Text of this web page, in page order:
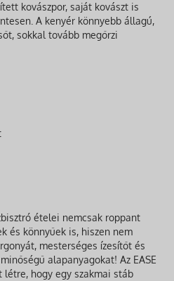
kovászpor, saját kovászt is
A kenyér könnyebb állagú,
sokkal tovább megőrzi
ételei nemcsak roppant
és könnyűek is, hiszen nem
mesterséges ízesítőt és
alapanyagokat! Az EASE
hogy egy szakmai stáb